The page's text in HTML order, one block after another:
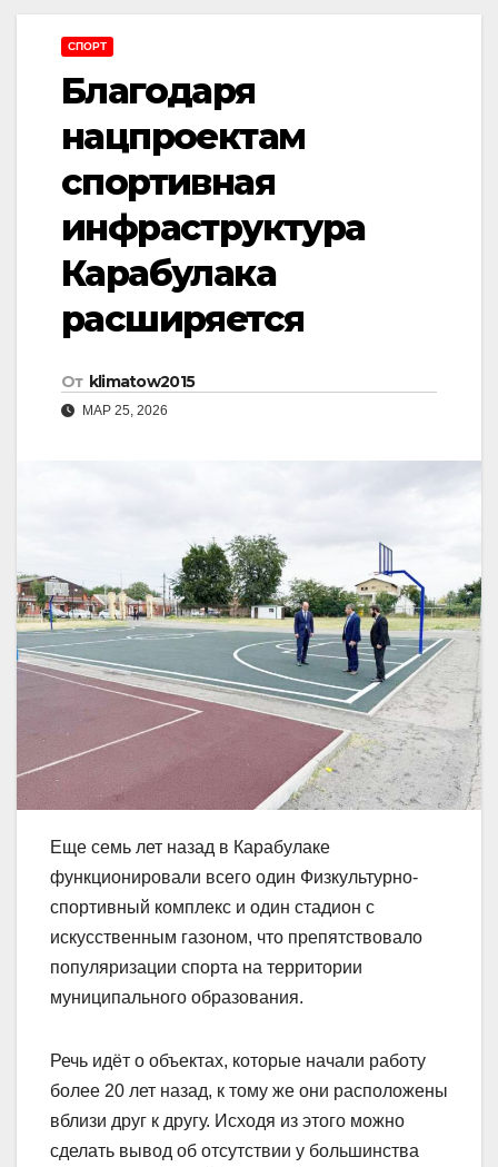
СПОРТ
Благодаря
нацпроектам
спортивная
инфраструктура
Карабулака
расширяется
От klimatow2015
МАР 25, 2026
Еще семь лет назад в Карабулаке
функционировали всего один Физкультурно-
спортивный комплекс и один стадион с
искусственным газоном, что препятствовало
популяризации спорта на территории
муниципального образования.
Речь идёт о объектах, которые начали работу
более 20 лет назад, к тому же они расположены
вблизи друг к другу. Исходя из этого можно
сделать вывод об отсутствии у большинства